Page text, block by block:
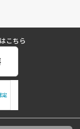
こちら